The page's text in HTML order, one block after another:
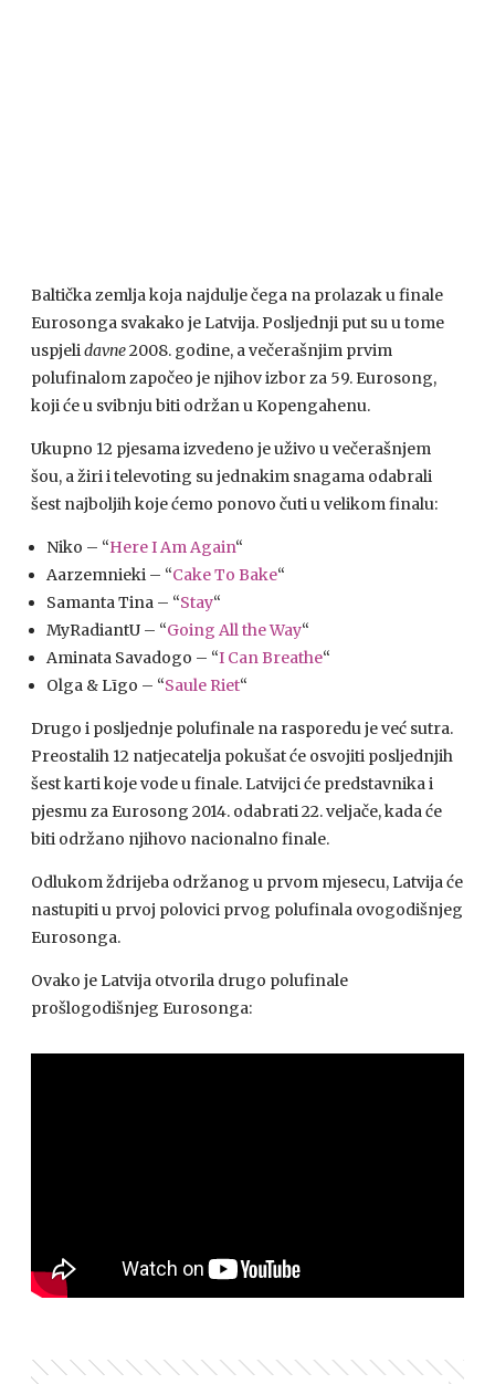
Baltička zemlja koja najdulje čega na prolazak u finale
Eurosonga svakako je Latvija. Posljednji put su u tome
uspjelidavne2008. godine, a večerašnjim prvim
polufinalom započeo je njihov izbor za 59. Eurosong,
koji će u svibnju biti održan u Kopengahenu.
Ukupno 12 pjesama izvedeno je uživo u večerašnjem
šou, a žiri i televoting su jednakim snagama odabrali
šest najboljih koje ćemo ponovo čuti u velikom finalu:
Niko – “Here I Am Again“
Aarzemnieki – “Cake To Bake“
Samanta Tina – “Stay“
MyRadiantU – “Going All the Way“
Aminata Savadogo – “I Can Breathe“
Olga & Līgo – “Saule Riet“
Drugo i posljednje polufinale na rasporedu je već sutra.
Preostalih 12 natjecatelja pokušat će osvojiti posljednjih
šest karti koje vode u finale. Latvijci će predstavnika i
pjesmu za Eurosong 2014. odabrati 22. veljače, kada će
biti održano njihovo nacionalno finale.
Odlukom ždrijeba održanog u prvom mjesecu, Latvija će
nastupiti u prvoj polovici prvog polufinala ovogodišnjeg
Eurosonga.
Ovako je Latvija otvorila drugo polufinale
prošlogodišnjeg Eurosonga: